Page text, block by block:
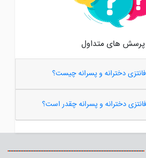
پرسش های متداول
دخترانه و پسرانه چیست؟
دخترانه و پسرانه چقدر است؟